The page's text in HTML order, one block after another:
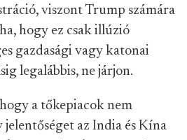
viszont Trump számára
hogy ez csak illúzió
gazdasági vagy katonai
legalábbis, ne járjon.
a tőkepiacok nem
az India és Kína